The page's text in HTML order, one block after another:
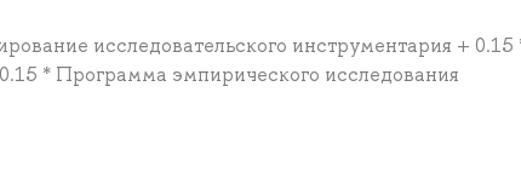
исследовательского инструментария + 0.15
* Программа эмпирического исследования